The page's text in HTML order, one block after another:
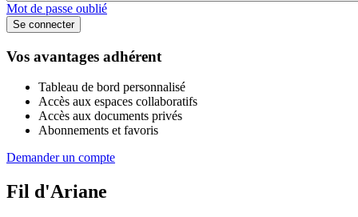
Mot de passe oublié
Vos avantages adhérent
Tableau de bord personnalisé
Accès aux espaces collaboratifs
Accès aux documents privés
Abonnements et favoris
Demander un compte
Fil d'Ariane